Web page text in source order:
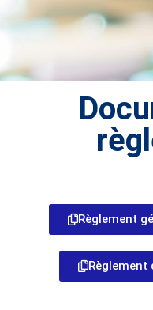
Règlement
Règlement